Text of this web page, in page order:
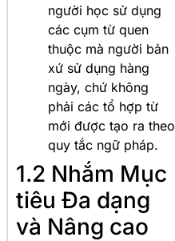
người học sử dụng
các cụm từ quen
thuộc mà người bản
xứ sử dụng hàng
ngày, chứ không
phải các tổ hợp từ
mới được tạo ra theo
quy tắc ngữ pháp.
1.2 Nhắm Mục
tiêu Đa dạng
và Nâng cao